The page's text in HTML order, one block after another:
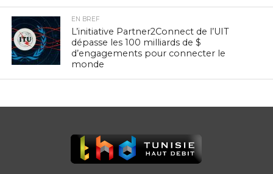
EN BREF
L’initiative Partner2Connect de l’UIT
dépasse les 100 milliards de $
d’engagements pour connecter le
monde